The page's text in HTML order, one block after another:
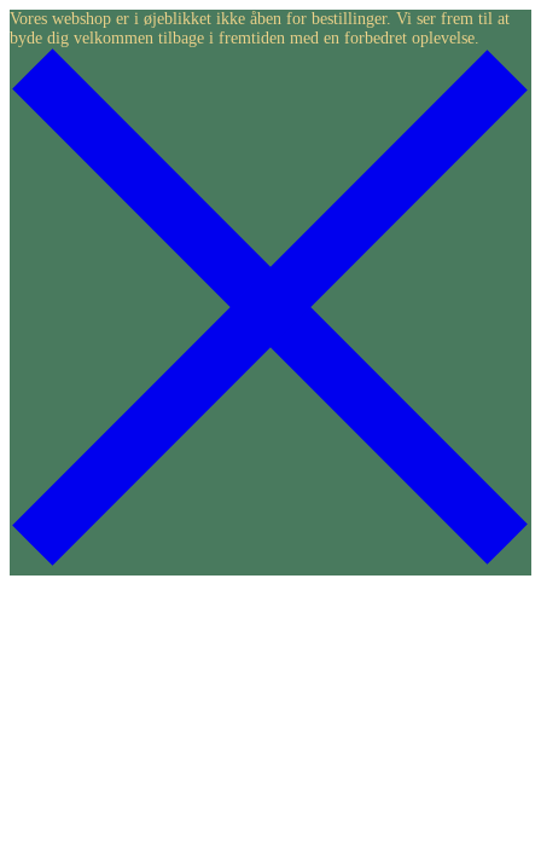
Skip
to
content
Vores webshop er i øjeblikket ikke åben for bestillinger. Vi ser frem til at
byde dig velkommen tilbage i fremtiden med en forbedret oplevelse.